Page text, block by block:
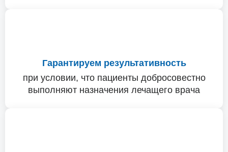
Гарантируем результативность
при условии, что пациенты добросовестно
выполняют назначения лечащего врача